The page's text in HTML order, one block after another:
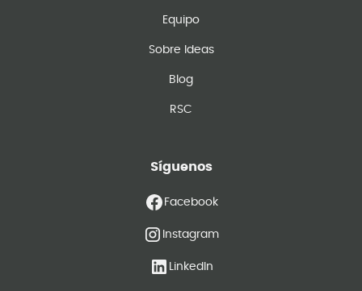
Equipo
Sobre Ideas
Blog
RSC
Síguenos
Facebook
Instagram
LinkedIn